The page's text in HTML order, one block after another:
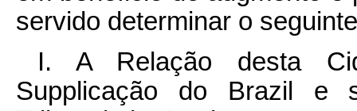
servido determinar o
I. A Relação desta
Supplicação do Brazil e